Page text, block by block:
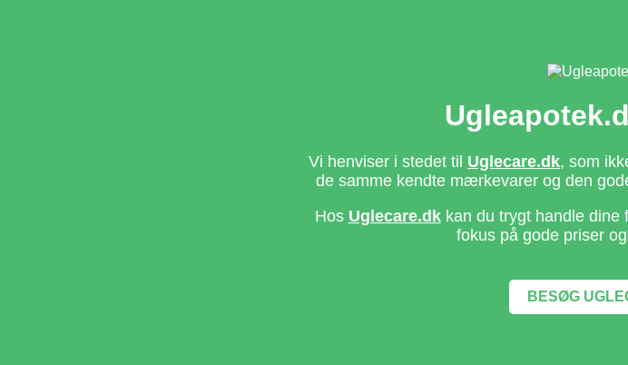
Vi henviser i stedet til Uglecare.dk, som
de samme kendte mærkevarer og den
Hos Uglecare.dkkan du trygt handle dine
fokus på gode priser
BESØG